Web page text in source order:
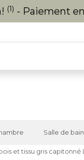
(1) - Paiement
Salle de bain
et tissu gris capitonné